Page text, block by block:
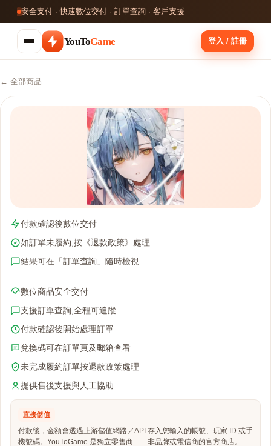
安全支付 · 快速數位交付 · 訂單查詢 · 客戶支援
YouToGame 登入 / 註冊
← 全部商品
付款確認後數位交付
如訂單未履約,按《退款政策》處理
結果可在「訂單查詢」隨時檢視
數位商品安全交付
支援訂單查詢,全程可追蹤
付款確認後開始處理訂單
兌換碼可在訂單頁及郵箱查看
未完成履約訂單按退款政策處理
提供售後支援與人工協助
直接儲值
付款後，金額會透過上游儲值網路／API 存入您輸入的帳號、玩家 ID 或手
機號碼。YouToGame 是獨立零售商——非品牌或電信商的官方商店。